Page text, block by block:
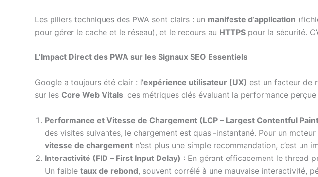
Les piliers techniques des PWA sont clairs : un manifeste d’application
pour gérer le cache et le réseau), et le recours au HTTPS pour la sécurité.
L’Impact Direct des PWA sur les Signaux SEO Essentiels
Google a toujours été clair : l’expérience utilisateur (UX) est un facteur de
sur les Core Web Vitals, ces métriques clés évaluant la performance perçue
Performance et Vitesse de Chargement (LCP – Largest Contentful
des visites suivantes, le chargement est quasi-instantané. Pour un
vitesse de chargement n’est plus une simple recommandation, c’est un
Interactivité (FID – First Input Delay) : En gérant efficacement le thread
Un faible taux de rebond, souvent corrélé à une mauvaise interactivité,